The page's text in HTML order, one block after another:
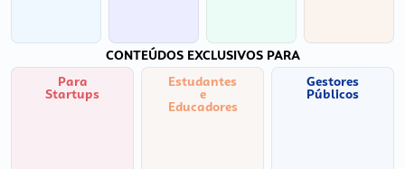
CONTEÚDOS EXCLUSIVOS PARA
Para
Startups
Estudantes
e
Educadores
Gestores
Públicos